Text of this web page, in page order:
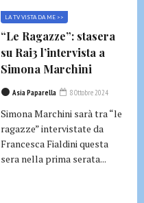
LA TV VISTA DA ME >>
“Le Ragazze”: stasera
su Rai3 l’intervista a
Simona Marchini
Asia Paparella 8 Ottobre 2024
Simona Marchini sarà tra “le
ragazze” intervistate da
Francesca Fialdini questa
sera nella prima serata...